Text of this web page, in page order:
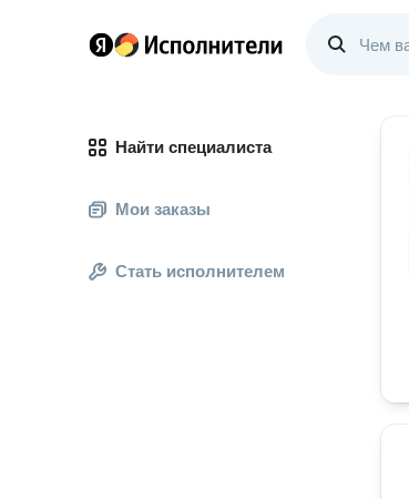
Найти специалиста
Мои заказы
Стать исполнителем